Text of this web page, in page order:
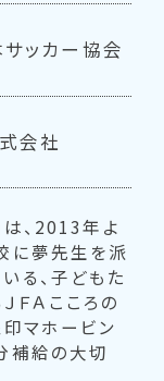
ッカー協会
会社
、2013年よ
に夢先生を派
る、子どもた
ＦＡこころの
印マホービン
補給の大切